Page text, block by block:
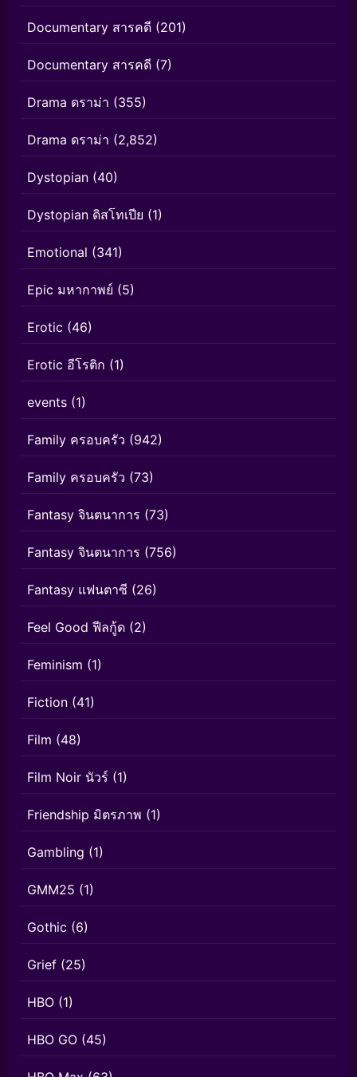
Documentary สารคดี (201)
Documentary สารคดี (7)
Drama ดราม่า (355)
Drama ดราม่า (2,852)
Dystopian (40)
Dystopian ดิสโทเปีย (1)
Emotional (341)
Epic มหากาพย์ (5)
Erotic (46)
Erotic อีโรติก (1)
events (1)
Family ครอบครัว (942)
Family ครอบครัว (73)
Fantasy จินตนาการ (73)
Fantasy จินตนาการ (756)
Fantasy แฟนตาซี (26)
Feel Good ฟีลกู้ด (2)
Feminism (1)
Fiction (41)
Film (48)
Film Noir นัวร์ (1)
Friendship มิตรภาพ (1)
Gambling (1)
GMM25 (1)
Gothic (6)
Grief (25)
HBO (1)
HBO GO (45)